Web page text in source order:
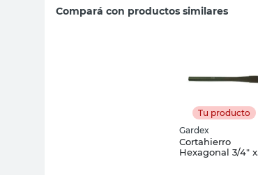
Compará con productos similares
Tu producto
Gardex
Cortahierro
Hexagonal 3/4" x